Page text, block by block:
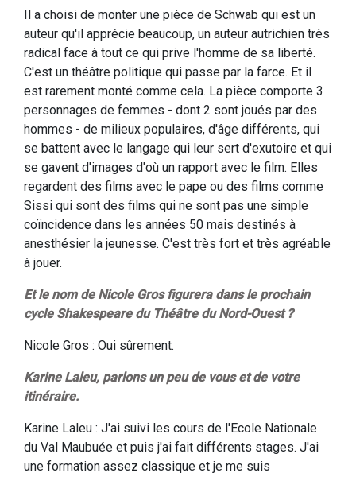
Il a choisi de monter une pièce de Schwab qui est un
auteur qu'il apprécie beaucoup, un auteur autrichien très
radical face à tout ce qui prive l'homme de sa liberté.
C'est un théâtre politique qui passe par la farce. Et il
est rarement monté comme cela. La pièce comporte 3
personnages de femmes - dont 2 sont joués par des
hommes - de milieux populaires, d'âge différents, qui
se battent avec le langage qui leur sert d'exutoire et qui
se gavent d'images d'où un rapport avec le film. Elles
regardent des films avec le pape ou des films comme
Sissi qui sont des films qui ne sont pas une simple
coïncidence dans les années 50 mais destinés à
anesthésier la jeunesse. C'est très fort et très agréable
à jouer.
Et le nom de Nicole Gros figurera dans le prochain
cycle Shakespeare du Théâtre du Nord-Ouest ?
Nicole Gros : Oui sûrement.
Karine Laleu, parlons un peu de vous et de votre
itinéraire.
Karine Laleu : J'ai suivi les cours de l'Ecole Nationale
du Val Maubuée et puis j'ai fait différents stages. J'ai
une formation assez classique et je me suis